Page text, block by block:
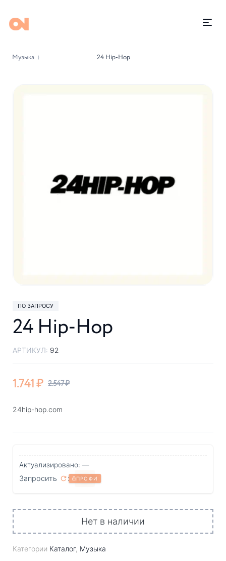
Музыка ⟩ 24 Hip-Hop
ПО ЗАПРОСУ
24 Hip-Hop
АРТИКУЛ: 92
2.547₽
1.741₽
24hip-hop.com
Актуализировано: —
Запросить : ?
ПРОФИ
Нет в наличии
Категории Каталог, Музыка